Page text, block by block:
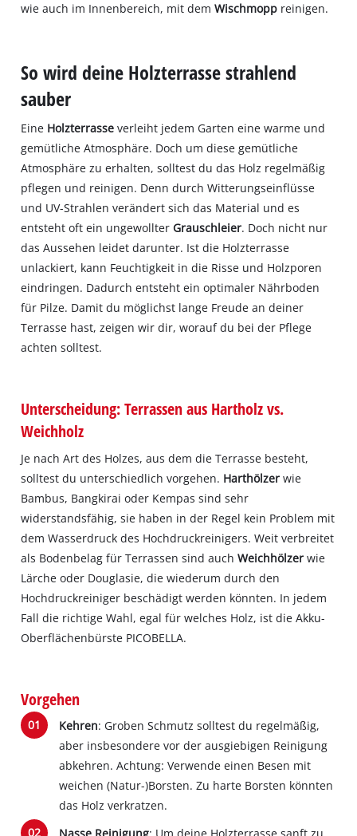
wie auch im Innenbereich, mit demWischmopp reinigen.
So wird deine Holzterrasse strahlend
sauber
Eine Holzterrasseverleiht jedem Garten eine warme und
gemütliche Atmosphäre. Doch um diese gemütliche
Atmosphäre zu erhalten, solltest du das Holz regelmäßig
pflegen und reinigen. Denn durch Witterungseinflüsse
und UV-Strahlen verändert sich das Material und es
entsteht oft ein ungewollterGrauschleier. Doch nicht nur
das Aussehen leidet darunter. Ist die Holzterrasse
unlackiert, kann Feuchtigkeit in die Risse und Holzporen
eindringen. Dadurch entsteht ein optimaler Nährboden
für Pilze. Damit du möglichst lange Freude an deiner
Terrasse hast, zeigen wir dir, worauf du bei der Pflege
achten solltest.
Unterscheidung: Terrassen aus Hartholz vs.
Weichholz
Je nach Art des Holzes, aus dem die Terrasse besteht,
solltest du unterschiedlich vorgehen. Harthölzerwie
Bambus, Bangkirai oder Kempas sind sehr
widerstandsfähig, sie haben in der Regel kein Problem mit
dem Wasserdruck des Hochdruckreinigers. Weit verbreitet
als Bodenbelag für Terrassen sind auchWeichhölzerwie
Lärche oder Douglasie, die wiederum durch den
Hochdruckreiniger beschädigt werden könnten. In jedem
Fall die richtige Wahl, egal für welches Holz, ist die Akku-
Oberflächenbürste PICOBELLA.
Vorgehen
Kehren: Groben Schmutz solltest du regelmäßig,
aber insbesondere vor der ausgiebigen Reinigung
abkehren. Achtung: Verwende einen Besen mit
weichen (Natur-)Borsten. Zu harte Borsten könnten
das Holz verkratzen.